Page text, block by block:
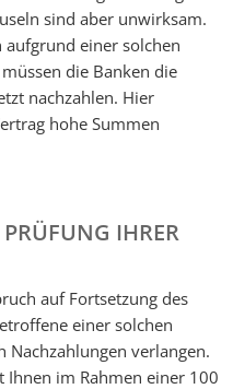
sind aber unwirksam.
aufgrund einer solchen
die Banken die
nachzahlen. Hier
hohe Summen
IHRER
auf Fortsetzung des
einer solchen
Nachzahlungen verlangen.
Ihnen im Rahmen einer 100